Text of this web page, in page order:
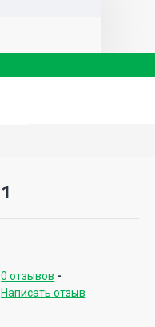
0 отзывов -
Написать отзыв